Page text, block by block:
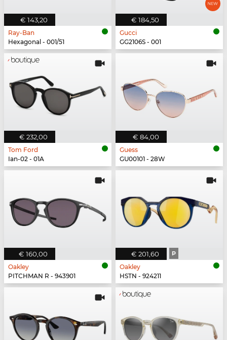
€ 143,20
Ray-Ban
Hexagonal - 001/51
€ 184,50
Gucci
GG2106S - 001
€ 232,00
Tom Ford
Ian-02 - 01A
€ 84,00
Guess
GU00101 - 28W
€ 160,00
Oakley
PITCHMAN R - 943901
€ 201,60 P
Oakley
HSTN - 924211